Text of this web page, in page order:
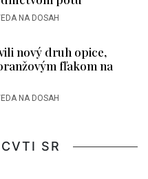
NA DOSAH
nový druh opice,
fľakom na
NA DOSAH
SR